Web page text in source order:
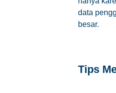
data
besar.
Tips